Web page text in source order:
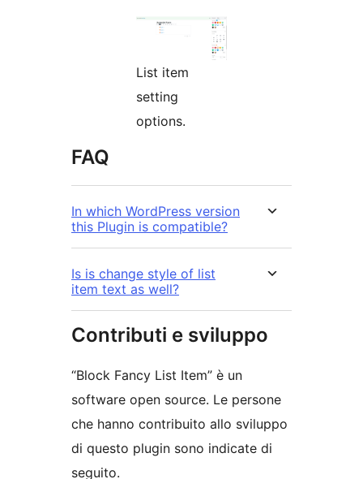
List item
setting
options.
FAQ
In which WordPress version
this Plugin is compatible?
Is is change style of list
item text as well?
Contributi e sviluppo
“Block Fancy List Item” è un
software open source. Le persone
che hanno contribuito allo sviluppo
di questo plugin sono indicate di
seguito.